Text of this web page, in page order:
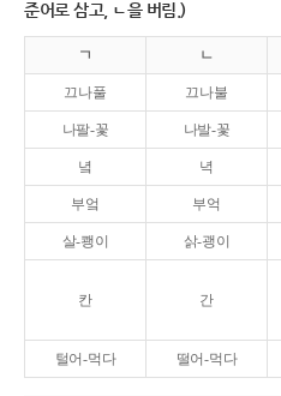
준어로 삼고, ㄴ을 버림.)
ㄱ ㄴ
끄나풀 끄나불
나팔-꽃 나발-꽃
녘 녁
부엌 부억
살-쾡이 삵-괭이
칸 간
털어-먹다 떨어-먹다